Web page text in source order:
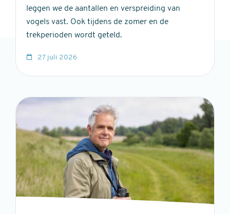
leggen we de aantallen en verspreiding van
vogels vast. Ook tijdens de zomer en de
trekperioden wordt geteld.
27 juli 2026